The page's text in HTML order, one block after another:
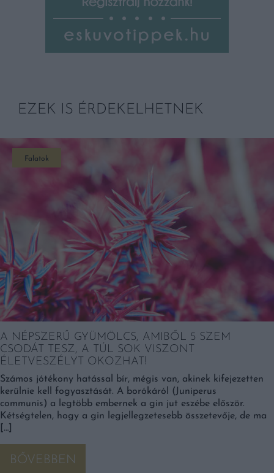
EZEK IS ÉRDEKELHETNEK
Falatok
A NÉPSZERŰ GYÜMÖLCS, AMIBŐL 5 SZEM
CSODÁT TESZ, A TÚL SOK VISZONT
ÉLETVESZÉLYT OKOZHAT!
Számos jótékony hatással bír, mégis van, akinek kifejezetten
kerülnie kell fogyasztását. A borókáról (Juniperus
communis) a legtöbb embernek a gin jut eszébe először.
Kétségtelen, hogy a gin legjellegzetesebb összetevője, de ma
[…]
BŐVEBBEN